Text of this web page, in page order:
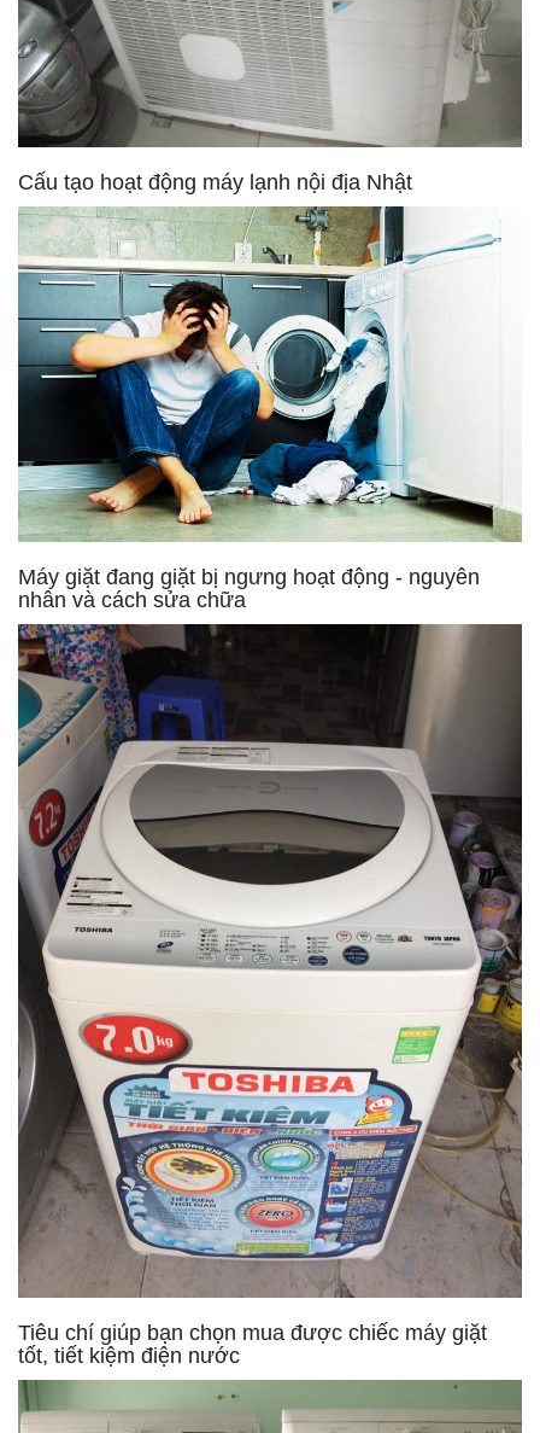
Cấu tạo hoạt động máy lạnh nội địa Nhật
Máy giặt đang giặt bị ngưng hoạt động - nguyên
nhân và cách sửa chữa
Tiêu chí giúp bạn chọn mua được chiếc máy giặt
tốt, tiết kiệm điện nước